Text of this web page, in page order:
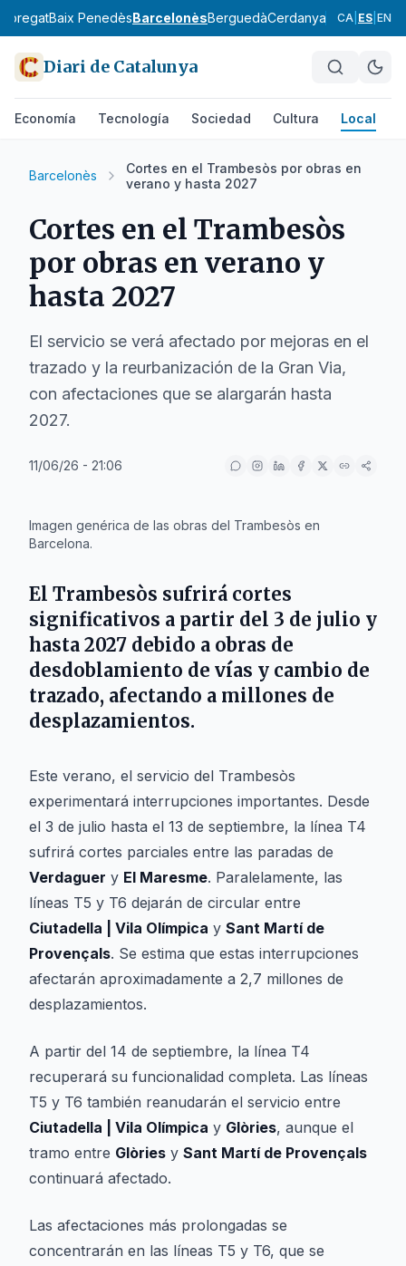
Baix PenedèsBarcelonèsBerguedàCerdanya Conca de
CA ES EN
Diari de Catalunya
Economía Tecnología Sociedad Cultura Local
Barcelonès
Cortes en el Trambesòs por obras en
verano y hasta 2027
Cortes en el Trambesòs
por obras en verano y
hasta 2027
El servicio se verá afectado por mejoras en el
trazado y la reurbanización de la Gran Via,
con afectaciones que se alargarán hasta
2027.
11/06/26 - 21:06
Imagen genérica de las obras del Trambesòs en
Barcelona.
El Trambesòs sufrirá cortes
significativos a partir del 3 de julio y
hasta 2027 debido a obras de
desdoblamiento de vías y cambio de
trazado, afectando a millones de
desplazamientos.
Este verano, el servicio del Trambesòs
experimentará interrupciones importantes. Desde
el 3 de julio hasta el 13 de septiembre, la línea T4
sufrirá cortes parciales entre las paradas de
Verdaguer y El Maresme. Paralelamente, las
líneas T5 y T6 dejarán de circular entre
Ciutadella | Vila Olímpica y Sant Martí de
Provençals. Se estima que estas interrupciones
afectarán aproximadamente a 2,7 millones de
desplazamientos.
A partir del 14 de septiembre, la línea T4
recuperará su funcionalidad completa. Las líneas
T5 y T6 también reanudarán el servicio entre
Ciutadella | Vila Olímpica y Glòries, aunque el
tramo entre Glòries y Sant Martí de Provençals
continuará afectado.
Las afectaciones más prolongadas se
concentrarán en las líneas T5 y T6, que se